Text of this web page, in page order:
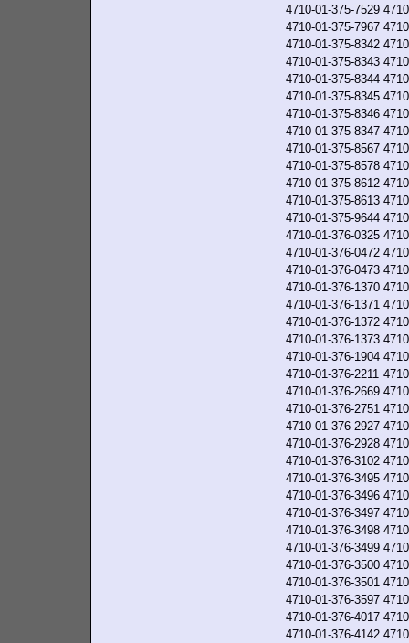
4710-01-375-7529
4710-01-375-7967
4710-01-375-8342
4710-01-375-8343
4710-01-375-8344
4710-01-375-8345
4710-01-375-8346
4710-01-375-8347
4710-01-375-8567
4710-01-375-8578
4710-01-375-8612
4710-01-375-8613
4710-01-375-9644
4710-01-376-0325
4710-01-376-0472
4710-01-376-0473
4710-01-376-1370
4710-01-376-1371
4710-01-376-1372
4710-01-376-1373
4710-01-376-1904
4710-01-376-2211
4710-01-376-2669
4710-01-376-2751
4710-01-376-2927
4710-01-376-2928
4710-01-376-3102
4710-01-376-3495
4710-01-376-3496
4710-01-376-3497
4710-01-376-3498
4710-01-376-3499
4710-01-376-3500
4710-01-376-3501
4710-01-376-3597
4710-01-376-4017
4710-01-376-4142